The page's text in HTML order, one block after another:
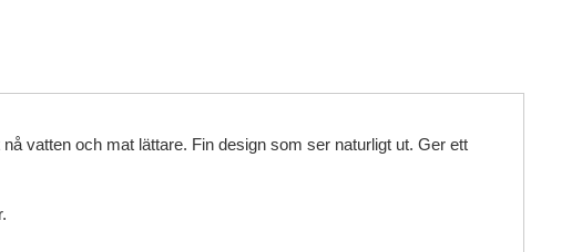
vatten och mat lättare. Fin design som ser naturligt ut. Ger ett